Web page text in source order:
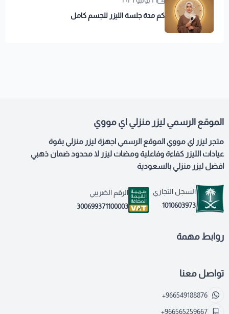
كم مدة جلسة الليزر للجسم كامل
الموقع الرسمي ليزر منزلي اي مووي
متجر ليزر اي مووي الموقع الرسمي اجهزة ليزر منزلي بقوة
عيادات الليزر كفاءة وفاعلية ومضات ليزر لا محدود ضمان ذهبي
افضل ليزر منزلي بالسعودية
السجل التجاري
1010603973
الرقم الضريبي
300699371100003
روابط مهمة
تواصل معنا
+966549188876
+966565259667